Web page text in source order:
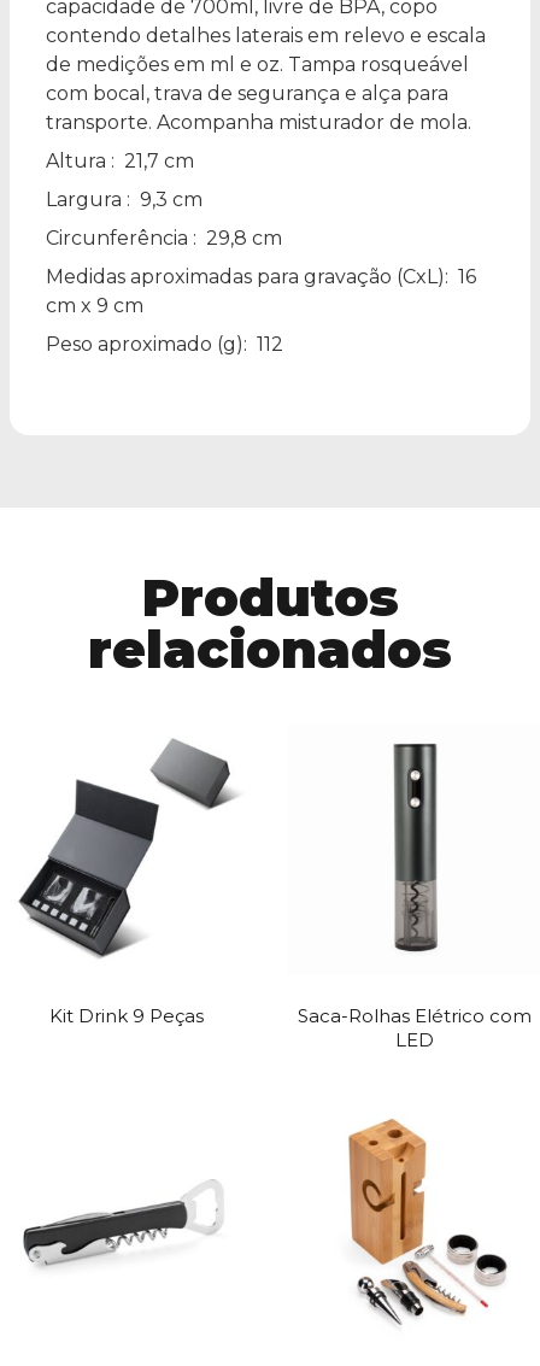
capacidade de 700ml, livre de BPA, copo
contendo detalhes laterais em relevo e escala
de medições em ml e oz. Tampa rosqueável
com bocal, trava de segurança e alça para
transporte. Acompanha misturador de mola.
Altura : 21,7 cm
Largura : 9,3 cm
Circunferência : 29,8 cm
Medidas aproximadas para gravação (CxL): 16
cm x 9 cm
Peso aproximado (g): 112
Produtos
relacionados
Kit Drink 9 Peças
Saca-Rolhas Elétrico com
LED